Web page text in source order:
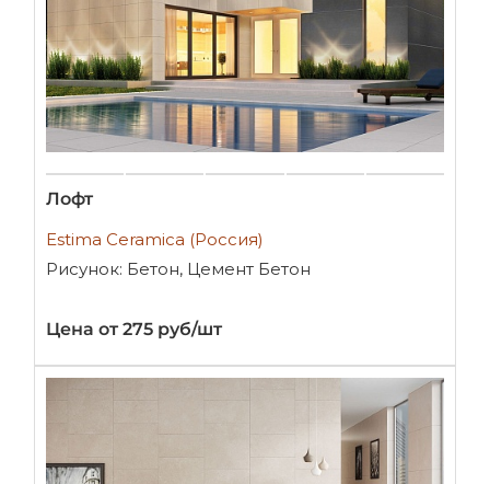
Лофт
Estima Ceramica (Россия)
Рисунок: Бетон, Цемент Бетон
Цена от 275 руб/шт